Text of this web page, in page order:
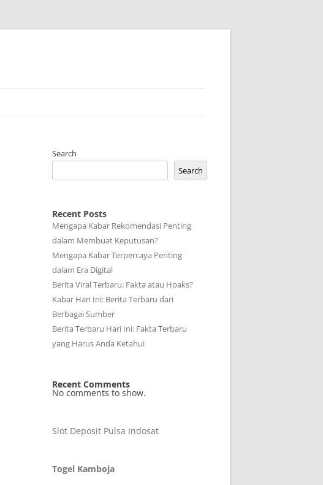
Search
Search
Recent Posts
Mengapa Kabar Rekomendasi Penting
dalam Membuat Keputusan?
Mengapa Kabar Terpercaya Penting
dalam Era Digital
Berita Viral Terbaru: Fakta atau Hoaks?
Kabar Hari Ini: Berita Terbaru dari
Berbagai Sumber
Berita Terbaru Hari Ini: Fakta Terbaru
yang Harus Anda Ketahui
Recent Comments
No comments to show.
Slot Deposit Pulsa Indosat
Togel Kamboja